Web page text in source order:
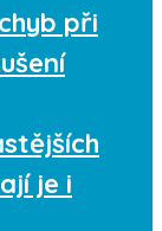
při
je i